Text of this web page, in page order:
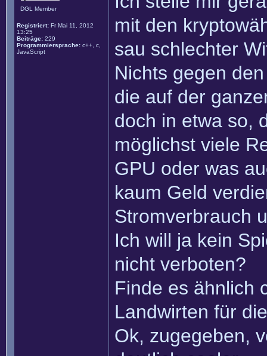
DGL Member
Registriert: Fr Mai 11, 2012
13:25
Beiträge: 229
Programmiersprache: c++, c,
JavaScript
mit den
sau schlechter
Nichts gegen
die auf der
doch in etwa so,
möglichst viele
GPU oder was
kaum Geld
Stromverbrauch
Ich will ja kein
nicht verboten?
Finde es ähnlich
Landwirten für
Ok, zugegeben,